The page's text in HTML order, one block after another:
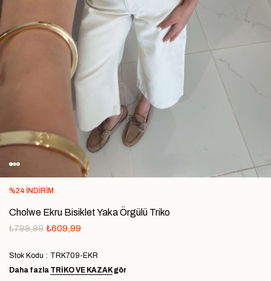
%24 İNDIRIM
Cholwe Ekru Bisiklet Yaka Örgülü Triko
₺799,99 ₺609,99
Stok Kodu
TRK709-EKR
Daha fazla TRIKO VE KAZAKgör